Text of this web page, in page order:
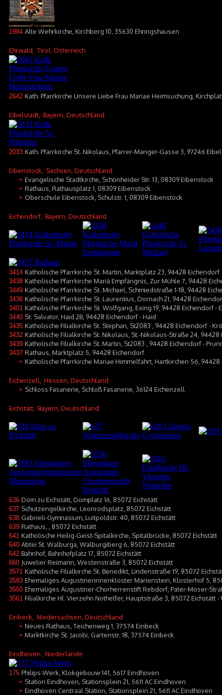
1984 Alte Wehrkirche, Kirchberg 10, 35630 Ehringshausen
Ehrwald , Tirol, Österreich
2642 Kath. Pfarrkirche Unsere Liebe Frau Mariae Heimsuchung,
Eibelstadt , Bayern, Deutschland
2033 Kath. Pfarrkirche St. Nikolaus, Pfarrer-Manger-Gasse 3, 97246
Eibenstock , Sachsen, Deutschland
+ Evangelische Stadtkirche, Schönheider Str. 13, 08309 Eibenstock
+ Rathaus, Rathausplatz 1, 08309 Eibenstock
+ Oberschule Eibenstock, Schulstr. 1, 08309 Eibenstock
Eichendorf , Bayern, Deutschland
3414 Katholische Pfarrkirche St. Martin, Marktplatz 23, 94428 Eichendorf
3438 Katholische Pfarrkirche Mariä Empfängnis, Zur Mühle 7, 94428
3449 Katholische Pfarrkirche St. Michael, Schmiedstraße 1-18, 94428
3436 Katholische Pfarrkirche St. Laurentius, Dornach 21, 94428
3401 Katholische Pfarrkirche St. Wolfgang, Exing 19, 94428 Eichendorf -
3440 St. Salvator, Haid 2B, 94428 Eichendorf - Haid
3435 Katholische Filialkirche St. Stephan, St2083 , 94428 Eichendorf -
3432 Katholische Filialkirche St. Nikolaus, St.-Nikolaus-Straße 24,
3439 Katholische Filialkirche St. Martin, St2083 , 94428 Eichendorf -
3437 Rathaus, Marktplatz 5, 94428 Eichendorf
+ Katholische Pfarrkirche Mariae Himmelfahrt, Hartkirchen 56,
Eichenzell , Hessen, Deutschland
+ Schloss Fasanerie, Schloß Fasanerie, 36124 Eichenzell
Eichstätt , Bayern, Deutschland
636 Dom zu Eichstätt, Domplatz 16, 85072 Eichstätt
637 Schutzengelkirche, Leonrodsplatz, 85072 Eichstätt
638 Gabrieli-Gymnasium, Luitpoldstr. 40, 85072 Eichstätt
639 Rathaus, , 85072 Eichstätt
641 Katholische Heilig-Geist-Spitalkirche, Spitalbrücke, 85072 Eichstätt
640 Abtei St. Walburga, Walburgiberg 6, 85072 Eichstätt
642 Bahnhof, Bahnhofplatz 17, 85072 Eichstätt
660 Juwelier Reimann, Westenstraße 3, 85072 Eichstätt
3571 Katholische Filialkirche St. Benedikt, Lindenstraße 19, 85072
3583 Ehemaliges Augustinerinnenkloster Marienstein, Klosterhof 5,
3550 Ehemaliges Augustiner-Chorherrenstift Rebdorf, Pater-Moser-
3561 Filialkirche Hl. Vierzehn Nothelfer, Hauptstraße 3, 85072 Eichstätt
Einbeck , Niedersachsen, Deutschland
+ Neues Rathaus, Teichenweg 1, 37574 Einbeck
+ Marktkirche St. Jacobi, Gartenstr. 18, 37574 Einbeck
Eindhoven , Niederlande
175 Philips-Werk, Klokgebouw 141, 5617 Eindhoven
+ Station Eindhoven, Stationsplein 21, 5611 AC Eindhoven
+ Eindhoven Centraal Station, Stationsplein 21, 5611 AC Eindhoven